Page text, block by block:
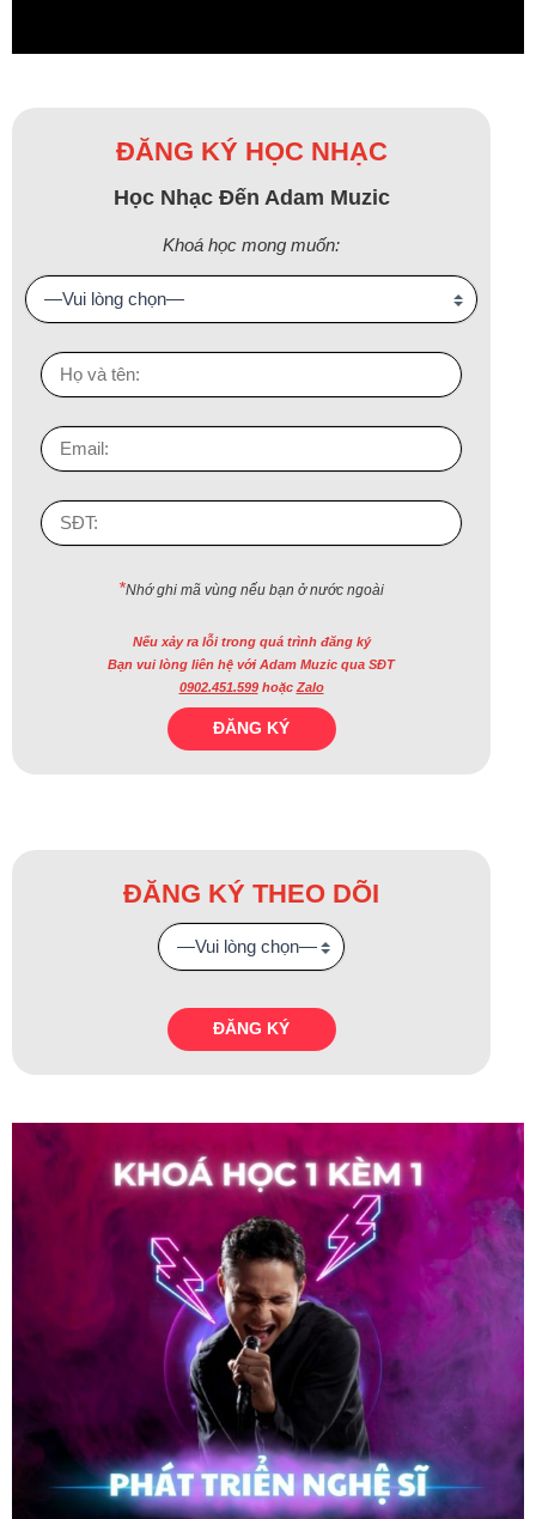
ĐĂNG KÝ HỌC NHẠC
Học Nhạc Đến Adam Muzic
Khoá học mong muốn:
*Nhớ ghi mã vùng nếu bạn ở nước ngoài
Nếu xảy ra lỗi trong quá trình đăng ký
Bạn vui lòng liên hệ với Adam Muzic qua SĐT
0902.451.599hoặc Zalo
ĐĂNG KÝ THEO DÕI